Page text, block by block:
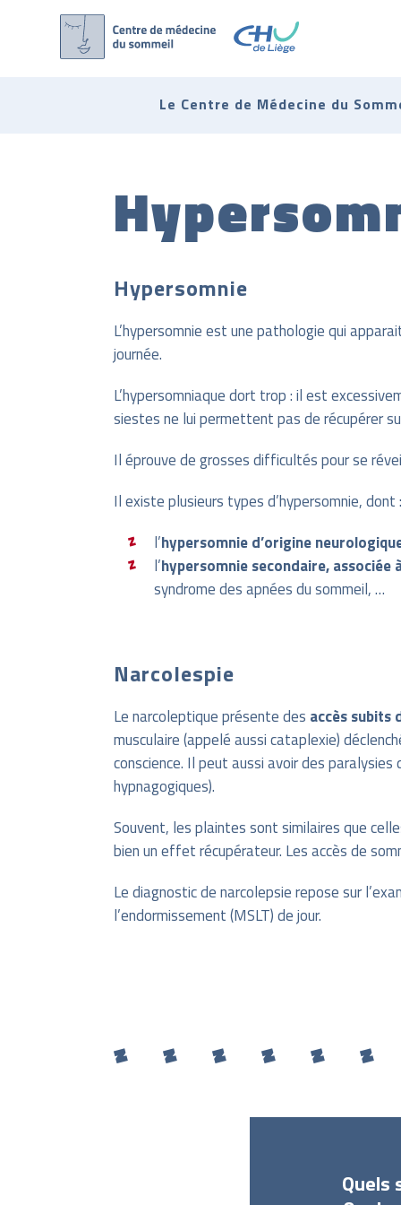
Le Centre de Médecine du
Hypersomnie
L’hypersomnie est une pathologie qui
journée.
L’hypersomniaque dort trop : il est
siestes ne lui permettent pas de récupérer
Il éprouve de grosses difficultés pour se
Il existe plusieurs types d’hypersomnie, dont :
l’hypersomnie d’origine
l’hypersomnie secondaire,
syndrome des apnées du sommeil, …
Narcolespie
Le narcoleptique présente des accès subits
musculaire (appelé aussi cataplexie)
conscience. Il peut aussi avoir des
hypnagogiques).
Souvent, les plaintes sont similaires que
bien un effet récupérateur. Les accès de
Le diagnostic de narcolepsie repose sur
l’endormissement (MSLT) de jour.
Quels